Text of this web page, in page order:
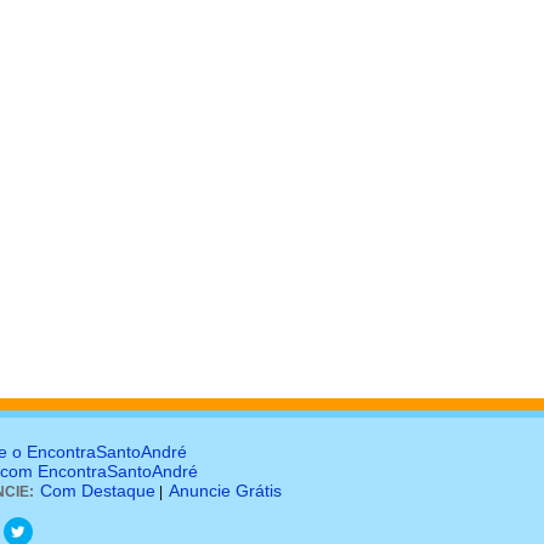
o EncontraSantoAndré
EncontraSantoAndré
Com Destaque Anuncie Grátis